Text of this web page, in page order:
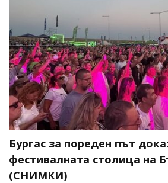
Бургас за пореден път
фестивалната столица на
(СНИМКИ)